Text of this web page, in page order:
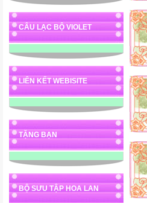
CÂU LẠC BỘ VIOLET
LIÊN KẾT WEBISITE
TẶNG BẠN
BỘ SƯU TẬP HOA LAN